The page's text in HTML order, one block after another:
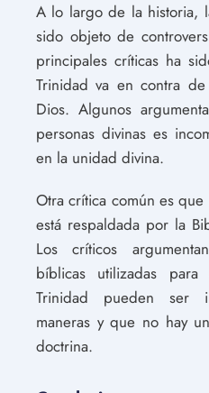
A lo largo de la historia,
sido objeto de
principales críticas ha
Trinidad va en contra
Dios. Algunos
personas divinas es
en la unidad divina.
Otra crítica común es
está respaldada por la
Los críticos
bíblicas utilizadas
Trinidad pueden ser
maneras y que no hay
doctrina.